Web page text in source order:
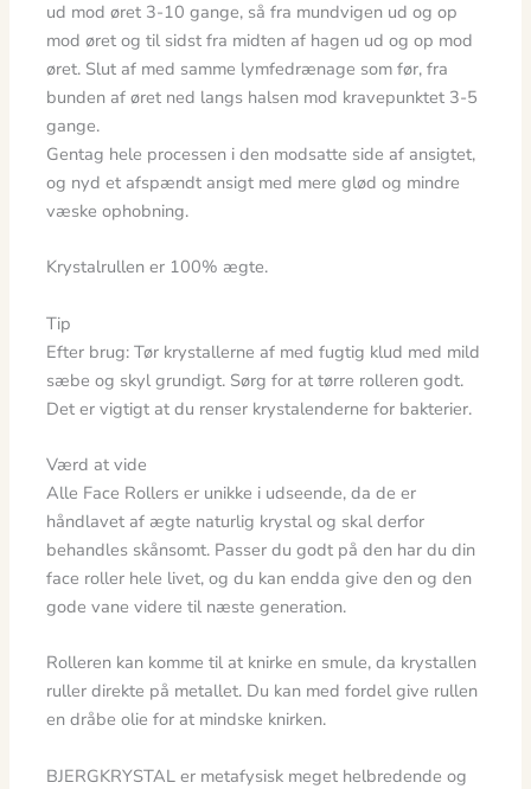
ud mod øret 3-10 gange, så fra mundvigen ud og op
mod øret og til sidst fra midten af hagen ud og op mod
øret. Slut af med samme lymfedrænage som før, fra
bunden af øret ned langs halsen mod kravepunktet 3-5
gange.
Gentag hele processen i den modsatte side af ansigtet,
og nyd et afspændt ansigt med mere glød og mindre
væske ophobning.
Krystalrullen er 100% ægte.
Tip
Efter brug: Tør krystallerne af med fugtig klud med mild
sæbe og skyl grundigt. Sørg for at tørre rolleren godt.
Det er vigtigt at du renser krystalenderne for bakterier.
Værd at vide
Alle Face Rollers er unikke i udseende, da de er
håndlavet af ægte naturlig krystal og skal derfor
behandles skånsomt. Passer du godt på den har du din
face roller hele livet, og du kan endda give den og den
gode vane videre til næste generation.
Rolleren kan komme til at knirke en smule, da krystallen
ruller direkte på metallet. Du kan med fordel give rullen
en dråbe olie for at mindske knirken.​​​​​​​
BJERGKRYSTAL er metafysisk meget helbredende og